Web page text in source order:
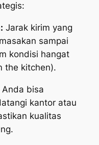
Jarak kirim yang
sampai
kondisi hangat
the kitchen).
Anda bisa
kantor atau
kualitas